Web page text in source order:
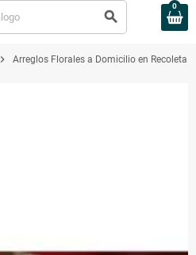
search
0
chevron_right Arreglos Florales a Domicilio en Recoleta